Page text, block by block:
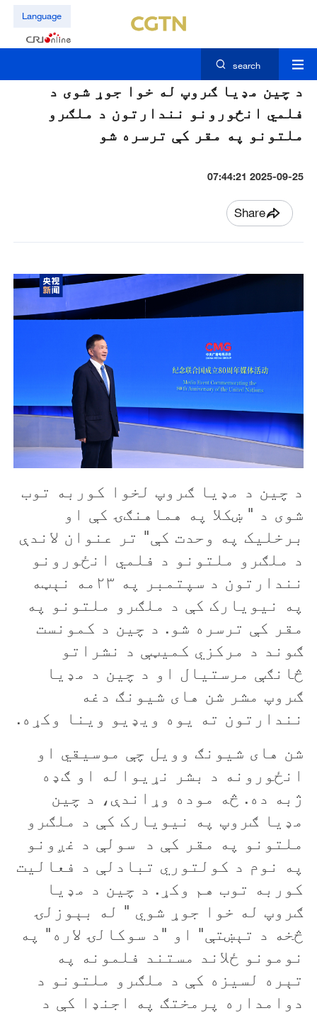
Language
search
د چین مډیا ګروپ له خوا جوړ شوی د
فلمي انځورونو نندارتون د ملګرو
ملتونو په مقر کې ترسره شو
2025-09-25 07:44:21
Share
د چین د مډیا ګروپ لخوا کوربه توب
شوی د " ښکلا په هماهنګۍ کې او
برخلیک په وحدت کې" تر عنوان لاندې
د ملګرو ملتونو د فلمي انځورونو
نندارتون د سپتمبر په ۲۳مه نېټه
په نیویارک کې د ملګرو ملتونو په
مقر کې ترسره شو. د چین د کمونست
ګوند د مرکزي کمیټې د نشراتو
څانګې مرستیال او د چین د مډیا
ګروپ مشر شن های شیونګ دغه
نندارتون ته یوه ویډیو وینا وکړه.
شن های شیونګ وویل چې موسیقي او
انځورونه د بشر نړیواله او ګډه
ژبه ده. څه موده وړاندې، د چین
مډیا ګروپ په نیویارک کې د ملګرو
ملتونو په مقر کې د سولې د غږونو
په نوم د کولتوري تبادلې د فعالیت
کوربه توب هم وکړ. د چین د مډیا
ګروپ له خوا جوړ شوي " له بېوزلۍ
څخه د تېښتې" او "د سوکالۍ لاره" په
نومونو ځلاند مستند فلمونه په
تېره لسيزه کې د ملګرو ملتونو د
دوامداره پرمختګ په اجنډا کې د